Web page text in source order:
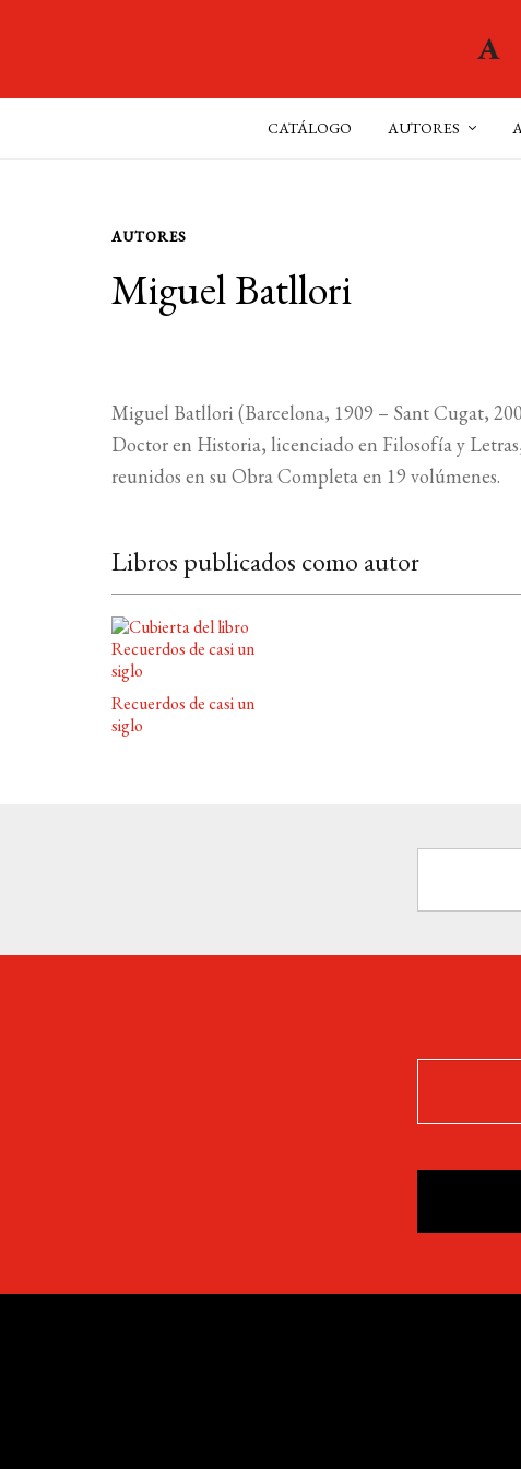
CATÁLOGO AUTORES
AUTORES
Miguel Batllori
Miguel Batllori (Barcelona, 1909 – Sant Cugat,
Doctor en Historia, licenciado en Filosofía y
reunidos en su Obra Completa en 19 volúmenes.
Libros publicados como autor
Recuerdos de casi un
siglo